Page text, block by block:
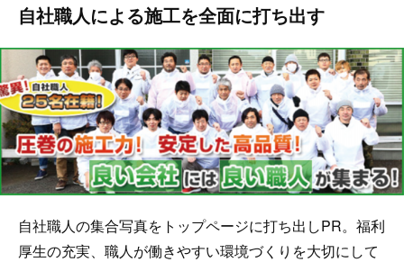
自社職人による施工を全面に打ち出す
自社職人の集合写真をトップページに打ち出しPR。福利
厚生の充実、職人が働きやすい環境づくりを大切にして